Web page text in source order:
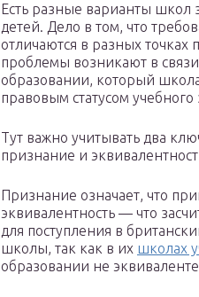
Есть разные варианты школ
детей. Дело в том, что
отличаются в разных точках
проблемы возникают в
образовании, который
правовым статусом учебного
Тут важно учитывать два
признание и
Признание означает, что
эквивалентность — что
для поступления в
школы, так как в их школах
образовании не